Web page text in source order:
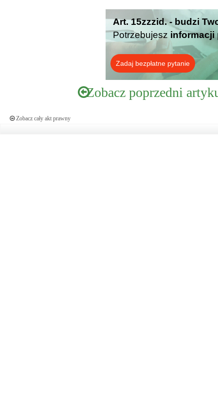
Art. 15zzzid. - budzi
Potrzebujesz informacji
Zadaj bezpłatne pytanie
Zobacz poprzedni
Zobacz cały akt prawny